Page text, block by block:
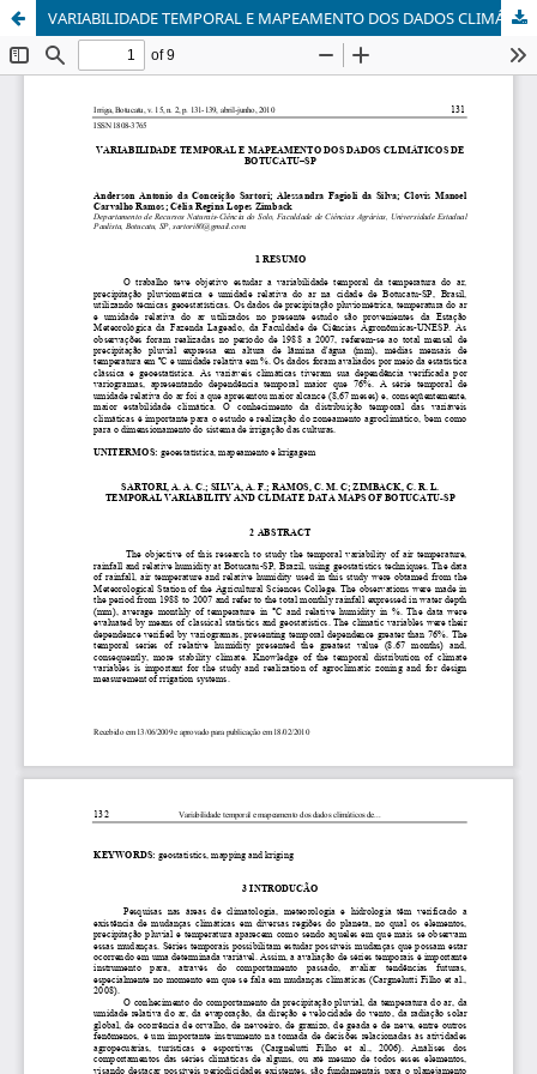
VARIABILIDADE TEMPORAL E MAPEAMENTO DOS DADOS CLIMÁTICOS DE BOTUCATU–SP